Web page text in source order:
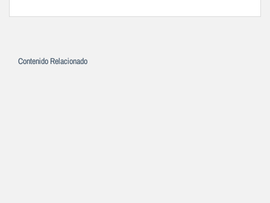
Contenido Relacionado